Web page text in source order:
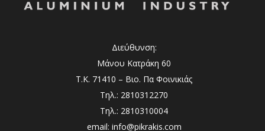
Διεύθυνση:
Μάνου Κατράκη 60
Τ.Κ. 71410 – Βιο. Πα Φοινικιάς
Τηλ.: 2810312270
Τηλ.: 2810310004
email: info@pikrakis.com